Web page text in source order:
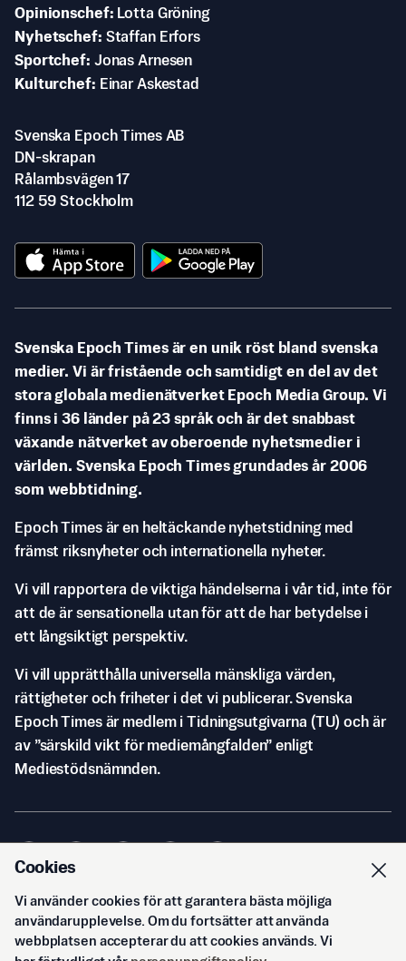
Opinionschef
Lotta Gröning
Nyhetschef Staffan Erfors
Sportchef Jonas Arnesen
Kulturchef
Einar Askestad
Svenska Epoch Times AB
DN-skrapan
Rålambsvägen 17
112 59 Stockholm
Svenska Epoch Times är en unik röst bland svenska
medier. Vi är fristående och samtidigt en del av det
stora globala medienätverket Epoch Media Group. Vi
finns i 36 länder på 23 språk och är det snabbast
växande nätverket av oberoende nyhetsmedier i
världen. Svenska Epoch Times grundades år 2006
som webbtidning.
Epoch Times är en heltäckande nyhetstidning med
främst riksnyheter och internationella nyheter.
Vi vill rapportera de viktiga händelserna i vår tid, inte för
att de är sensationella utan för att de har betydelse i
ett långsiktigt perspektiv.
Vi vill upprätthålla universella mänskliga värden,
rättigheter och friheter i det vi publicerar. Svenska
Epoch Times är medlem i Tidningsutgivarna (TU) och är
av ”särskild vikt för mediemångfalden” enligt
Mediestödsnämnden.
© Svenska Epoch Times AB2026
Cookies
Vi använder cookies för att garantera bästa möjliga
användarupplevelse. Om du fortsätter att använda
webbplatsen accepterar du att cookies används. Vi